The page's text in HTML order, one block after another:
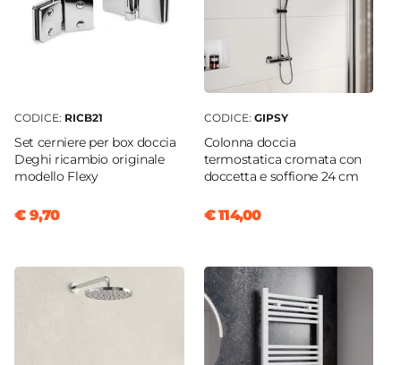
CODICE: RICB21
Set cerniere per box doccia
Deghi ricambio originale
modello Flexy
€ 9,70
CODICE: GIPSY
Colonna doccia
termostatica cromata con
doccetta e soffione 24 cm
€ 114,00